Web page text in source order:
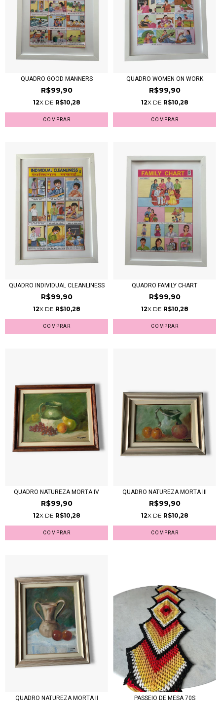
QUADRO GOOD MANNERS
R$99,90
12X DE R$10,28
QUADRO WOMEN ON WORK
R$99,90
12X DE R$10,28
QUADRO INDIVIDUAL CLEANLINESS
R$99,90
12X DE R$10,28
QUADRO FAMILY CHART
R$99,90
12X DE R$10,28
QUADRO NATUREZA MORTA IV
R$99,90
12X DE R$10,28
QUADRO NATUREZA MORTA III
R$99,90
12X DE R$10,28
QUADRO NATUREZA MORTA II PASSEIO DE MESA 70S